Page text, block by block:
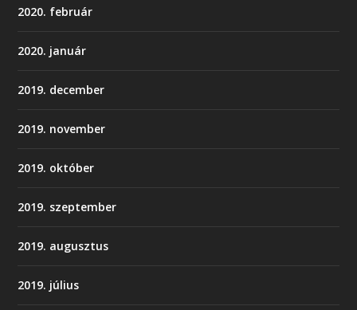
2020. február
2020. január
2019. december
2019. november
2019. október
2019. szeptember
2019. augusztus
2019. július